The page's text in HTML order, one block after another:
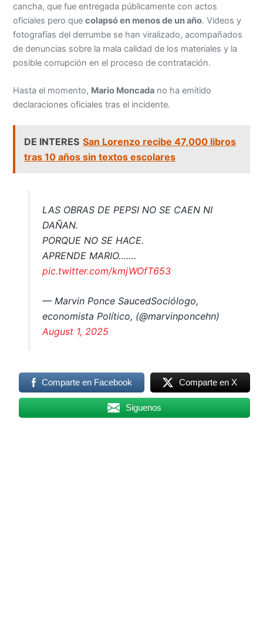
cancha, que fue entregada públicamente con actos
oficiales pero quecolapsó en menos de un año. Videos y
fotografías del derrumbe se han viralizado, acompañados
de denuncias sobre la mala calidad de los materiales y la
posible corrupción en el proceso de contratación.
Hasta el momento, Mario Moncada no ha emitido
declaraciones oficiales tras el incidente.
DE INTERES San Lorenzo recibe 47,000 libros
tras 10 años sin textos escolares
LAS OBRAS DE PEPSI NO SE CAEN NI
DAÑAN.
PORQUE NO SE HACE.
APRENDE MARIO…….
pic.twitter.com/kmjWOfT653
— Marvin Ponce SaucedSociólogo,
economista Político, (@marvinponcehn)
August 1, 2025
Comparte en Facebook Comparte en X
Siguenos